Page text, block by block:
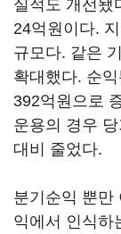
실적도 개선됐
24억원이다.
규모다. 같은
확대했다. 순
392억원으로
운용의 경우
대비 줄었다.
분기순익 뿐만
익에서 인식하